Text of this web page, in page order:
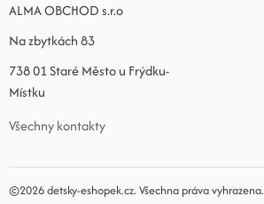
ALMA OBCHOD s.r.o
Na zbytkách 83
738 01 Staré Město u Frýdku-
Místku
Všechny kontakty
©2026detsky-eshopek.cz. Všechna práva vyhrazena.